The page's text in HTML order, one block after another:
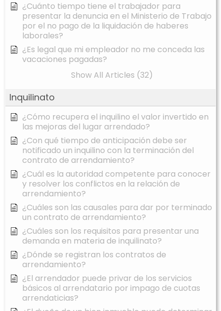
¿Cuánto tiempo tiene el trabajador para
presentar la denuncia en el Ministerio de Trabajo
por el no pago de la liquidación de haberes
laborales?
¿Es legal que mi empleador no me conceda las
vacaciones pagadas?
Show All Articles (32)
Inquilinato
¿Cómo recupera el inquilino el valor invertido en
las mejoras del lugar arrendado?
¿Con qué tiempo de anticipación debe ser
notificado un inquilino con la terminación del
contrato de arrendamiento?
¿Cuál es la autoridad competente para conocer
y resolver los conflictos en la relación de
arrendamiento?
¿Cuáles son las causales para dar por terminado
un contrato de arrendamiento?
¿Cuáles son los requisitos para presentar una
demanda en materia de inquilinato?
¿Dónde se registran los contratos de
arrendamiento?
¿El arrendador puede privar de los servicios
básicos al arrendatario por impago de cuotas
arrendaticias?